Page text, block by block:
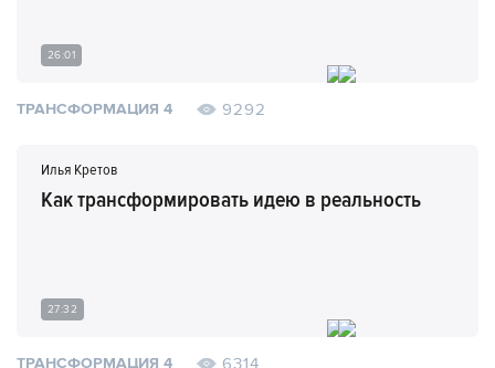
26:01
ТРАНСФОРМАЦИЯ 4 9292
Илья Кретов
Как трансформировать идею в реальность
27:32
ТРАНСФОРМАЦИЯ 4 6314